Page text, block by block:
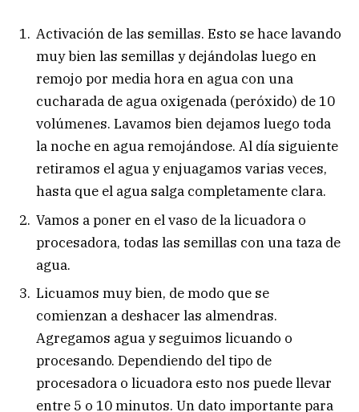
Activación de las semillas. Esto se hace lavando
muy bien las semillas y dejándolas luego en
remojo por media hora en agua con una
cucharada de agua oxigenada (peróxido) de 10
volúmenes. Lavamos bien dejamos luego toda
la noche en agua remojándose. Al día siguiente
retiramos el agua y enjuagamos varias veces,
hasta que el agua salga completamente clara.
Vamos a poner en el vaso de la licuadora o
procesadora, todas las semillas con una taza de
agua.
Licuamos muy bien, de modo que se
comienzan a deshacer las almendras.
Agregamos agua y seguimos licuando o
procesando. Dependiendo del tipo de
procesadora o licuadora esto nos puede llevar
entre 5 o 10 minutos. Un dato importante para